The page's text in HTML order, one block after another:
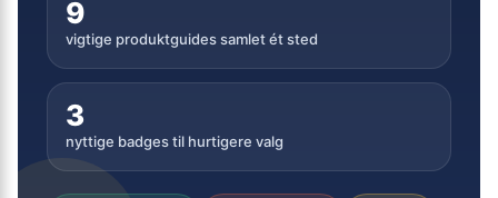
9
vigtige produktguides samlet ét sted
3
nyttige badges til hurtigere valg